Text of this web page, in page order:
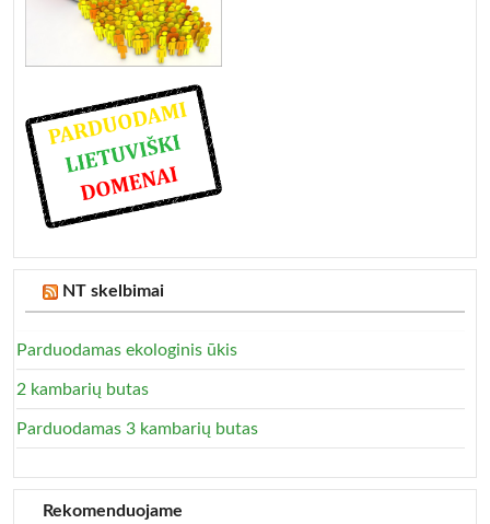
NT skelbimai
Parduodamas ekologinis ūkis
2 kambarių butas
Parduodamas 3 kambarių butas
Rekomenduojame